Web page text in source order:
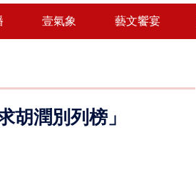
察狂... 壹氣象 藝文饗宴
胡潤別列榜」